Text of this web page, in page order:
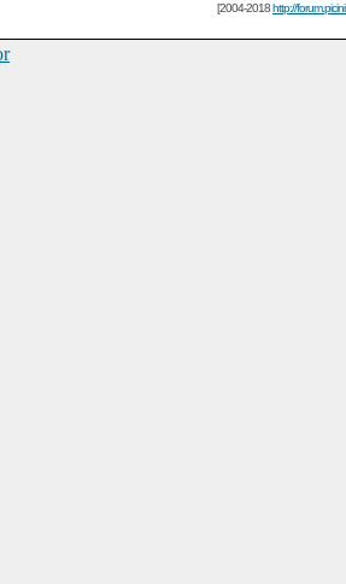
[2004-2018http://